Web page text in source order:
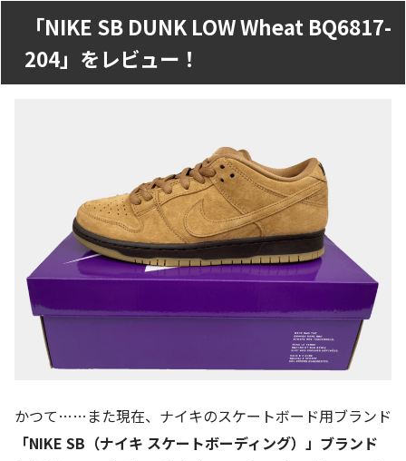
「NIKE SB DUNK LOW Wheat BQ6817-
204」をレビュー！
かつて……また現在、ナイキのスケートボード用ブランド
「NIKE SB（ナイキ スケートボーディング）」ブランド